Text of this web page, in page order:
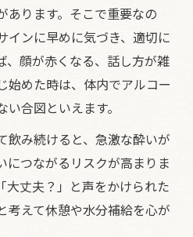
あります。そこで重要なの
インに早めに気づき、適切に
、顔が赤くなる、話し方が雑
始めた時は、体内でアルコー
合図といえます。
飲み続けると、急激な酔いが
につながるリスクが高まりま
大丈夫？」と声をかけられた
考えて休憩や水分補給を心が